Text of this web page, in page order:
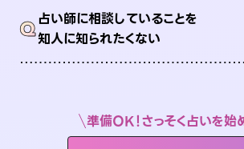
Q占い師に相談していることを
知人に知られたくない
準備OK！さっそく占いを始